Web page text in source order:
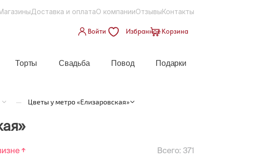
Доставка и оплатаО компанииОтзывыКонтакты
Войти ИзбранноеКорзина
Торты Свадьба Повод Подарки
— Цветы у метро «Елизаровская»
Всего: 371